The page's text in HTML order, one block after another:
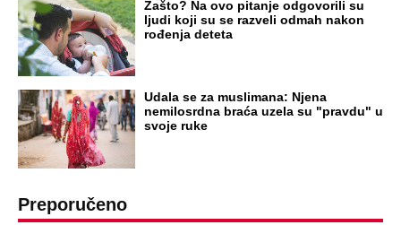
Zašto? Na ovo pitanje odgovorili su
ljudi koji su se razveli odmah nakon
rođenja deteta
Udala se za muslimana: Njena
nemilosrdna braća uzela su "pravdu" u
svoje ruke
Preporučeno